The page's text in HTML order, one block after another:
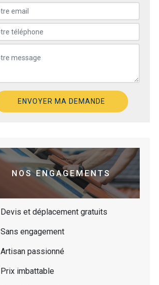
NOS ENGAGEMENTS
Devis et déplacement gratuits
Sans engagement
Artisan passionné
Prix imbattable